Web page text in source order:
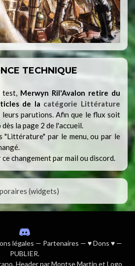
TECHNIQUE
test,Merwyn Ril'Avalon retire du
de la catégorie Littérature
leurs parutions. Afin que le flux soit
la page 2 de l'accueil.
"Littérature" par le menu, ou par le
ce changement par mail ou discord.
(widgets)
légales — Partenaires — ♥ Dons ♥ —
PUBLIER.
, Header par Montse Martin et Logo